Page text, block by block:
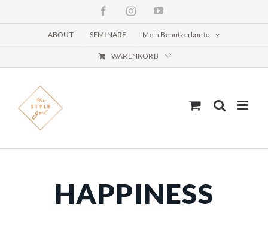
FacebookInstagramYouTube
ABOUT SEMINARE Mein Benutzerkonto
WARENKORB
HAPPINESS